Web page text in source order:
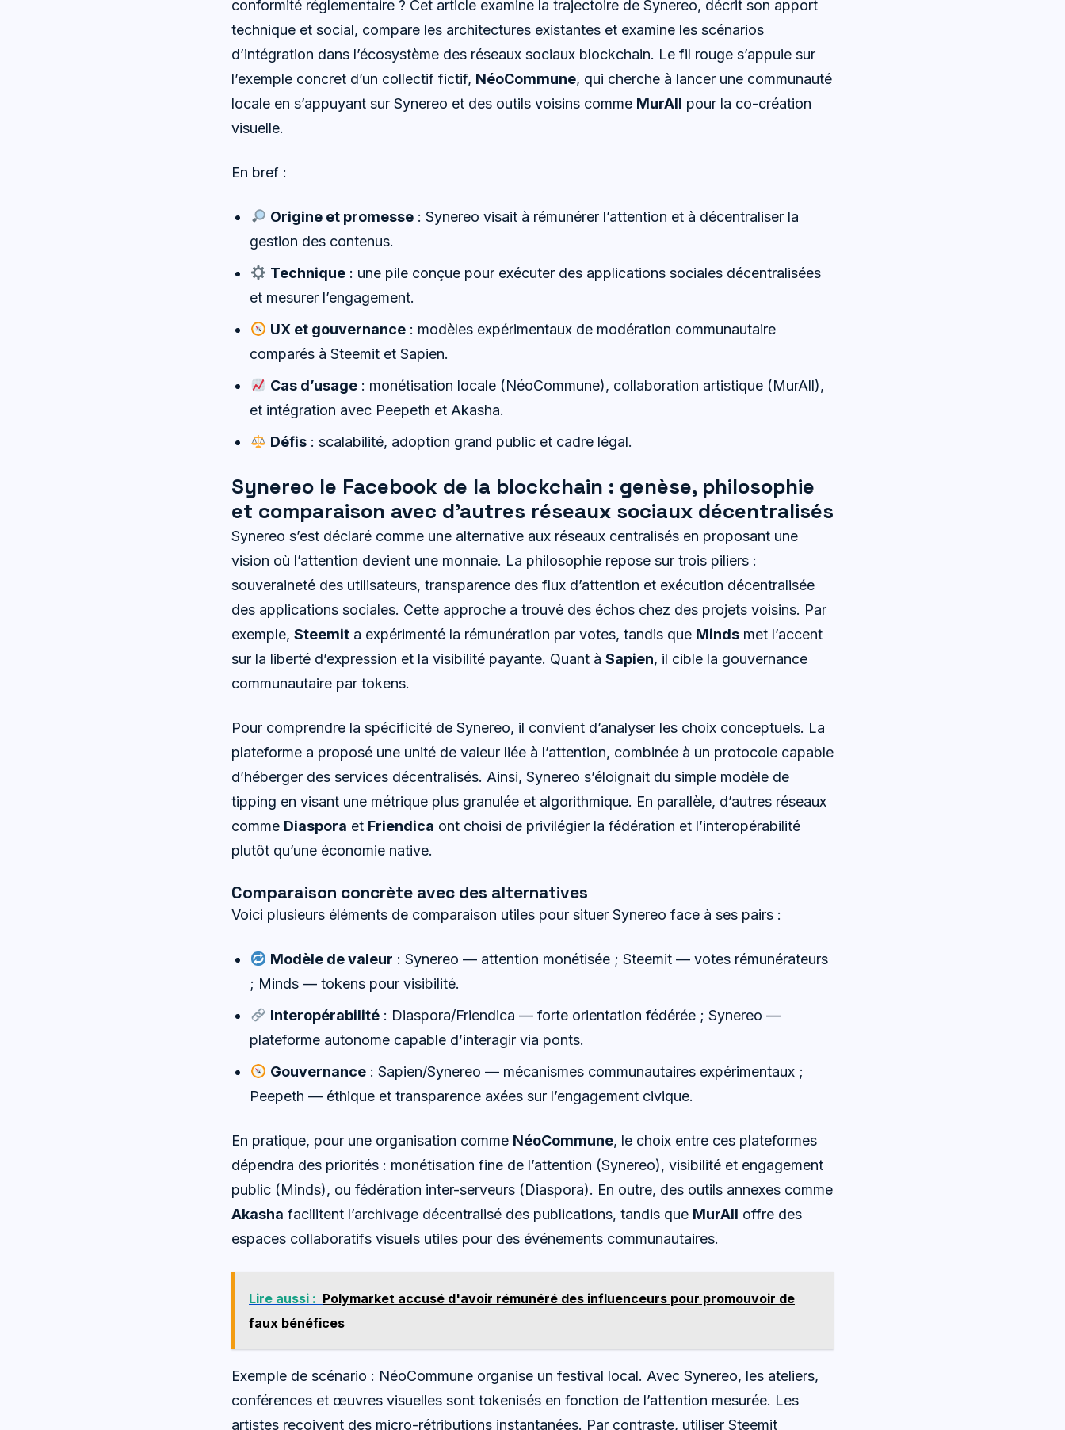
conformité réglementaire ? Cet article examine la trajectoire de Synereo, décrit son apport
technique et social, compare les architectures existantes et examine les scénarios
d’intégration dans l’écosystème des réseaux sociaux blockchain. Le fil rouge s’appuie sur
l’exemple concret d’un collectif fictif, NéoCommune, qui cherche à lancer une communauté
locale en s’appuyant sur Synereo et des outils voisins comme MurAll pour la co-création
visuelle.
En bref :
Origine et promesse: Synereo visait à rémunérer l’attention et à décentraliser la
gestion des contenus.
Technique: une pile conçue pour exécuter des applications sociales décentralisées
et mesurer l’engagement.
UX et gouvernance: modèles expérimentaux de modération communautaire
comparés à Steemit et Sapien.
Cas d’usage: monétisation locale (NéoCommune), collaboration artistique (MurAll),
et intégration avec Peepeth et Akasha.
Défis: scalabilité, adoption grand public et cadre légal.
Synereo le Facebook de la blockchain : genèse, philosophie
et comparaison avec d’autres réseaux sociaux décentralisés
Synereo s’est déclaré comme une alternative aux réseaux centralisés en proposant une
vision où l’attention devient une monnaie. La philosophie repose sur trois piliers :
souveraineté des utilisateurs, transparence des flux d’attention et exécution décentralisée
des applications sociales. Cette approche a trouvé des échos chez des projets voisins. Par
exemple, Steemit a expérimenté la rémunération par votes, tandis que Minds met l’accent
sur la liberté d’expression et la visibilité payante. Quant à Sapien, il cible la gouvernance
communautaire par tokens.
Pour comprendre la spécificité de Synereo, il convient d’analyser les choix conceptuels. La
plateforme a proposé une unité de valeur liée à l’attention, combinée à un protocole capable
d’héberger des services décentralisés. Ainsi, Synereo s’éloignait du simple modèle de
tipping en visant une métrique plus granulée et algorithmique. En parallèle, d’autres réseaux
comme Diaspora et Friendica ont choisi de privilégier la fédération et l’interopérabilité
plutôt qu’une économie native.
Comparaison concrète avec des alternatives
Voici plusieurs éléments de comparaison utiles pour situer Synereo face à ses pairs :
Modèle de valeur : Synereo — attention monétisée ; Steemit — votes rémunérateurs
; Minds — tokens pour visibilité.
Interopérabilité: Diaspora/Friendica — forte orientation fédérée ; Synereo —
plateforme autonome capable d’interagir via ponts.
Gouvernance: Sapien/Synereo — mécanismes communautaires expérimentaux ;
Peepeth — éthique et transparence axées sur l’engagement civique.
En pratique, pour une organisation comme NéoCommune, le choix entre ces plateformes
dépendra des priorités : monétisation fine de l’attention (Synereo), visibilité et engagement
public (Minds), ou fédération inter-serveurs (Diaspora). En outre, des outils annexes comme
Akasha facilitent l’archivage décentralisé des publications, tandis que MurAll offre des
espaces collaboratifs visuels utiles pour des événements communautaires.
Lire aussi : Polymarket accusé d'avoir rémunéré des influenceurs pour promouvoir de
faux bénéfices
Exemple de scénario : NéoCommune organise un festival local. Avec Synereo, les ateliers,
conférences et œuvres visuelles sont tokenisés en fonction de l’attention mesurée. Les
artistes reçoivent des micro-rétributions instantanées. Par contraste, utiliser Steemit